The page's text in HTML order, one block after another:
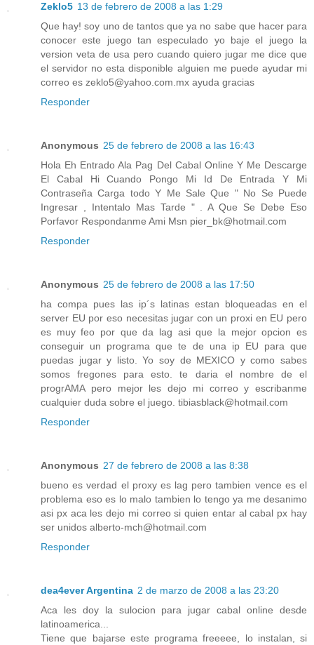
Zeklo5 13 de febrero de 2008 a las 1:29
Que hay! soy uno de tantos que ya no sabe que hacer para
conocer este juego tan especulado yo baje el juego la
version veta de usa pero cuando quiero jugar me dice que
el servidor no esta disponible alguien me puede ayudar mi
correo es zeklo5@yahoo.com.mx ayuda gracias
Responder
Anonymous 25 de febrero de 2008 a las 16:43
Hola Eh Entrado Ala Pag Del Cabal Online Y Me Descarge
El Cabal Hi Cuando Pongo Mi Id De Entrada Y Mi
Contraseña Carga todo Y Me Sale Que " No Se Puede
Ingresar , Intentalo Mas Tarde " . A Que Se Debe Eso
Porfavor Respondanme Ami Msn pier_bk@hotmail.com
Responder
Anonymous 25 de febrero de 2008 a las 17:50
ha compa pues las ip´s latinas estan bloqueadas en el
server EU por eso necesitas jugar con un proxi en EU pero
es muy feo por que da lag asi que la mejor opcion es
conseguir un programa que te de una ip EU para que
puedas jugar y listo. Yo soy de MEXICO y como sabes
somos fregones para esto. te daria el nombre de el
progrAMA pero mejor les dejo mi correo y escribanme
cualquier duda sobre el juego. tibiasblack@hotmail.com
Responder
Anonymous 27 de febrero de 2008 a las 8:38
bueno es verdad el proxy es lag pero tambien vence es el
problema eso es lo malo tambien lo tengo ya me desanimo
asi px aca les dejo mi correo si quien entar al cabal px hay
ser unidos alberto-mch@hotmail.com
Responder
dea4ever Argentina 2 de marzo de 2008 a las 23:20
Aca les doy la sulocion para jugar cabal online desde
latinoamerica...
Tiene que bajarse este programa freeeee, lo instalan, si